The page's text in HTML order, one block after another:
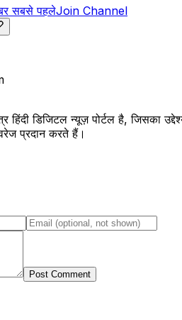
सबसे पहलेJoin Channel
डिजिटल न्यूज़ पोर्टल है, जिसका
प्रदान करते हैं।
Post Comment